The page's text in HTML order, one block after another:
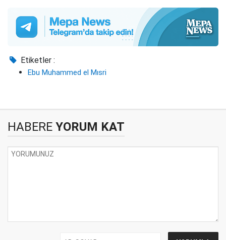
Etiketler :
Ebu Muhammed el Mısri
HABERE YORUM KAT